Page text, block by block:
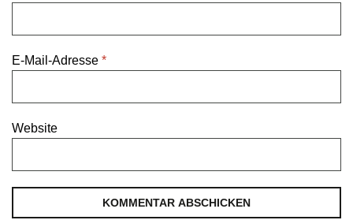
E-Mail-Adresse *
Website